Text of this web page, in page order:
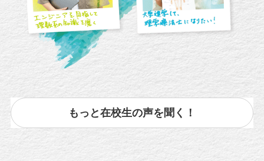
もっと在校生の声を聞く！